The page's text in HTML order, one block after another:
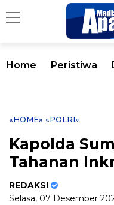
Home Peristiwa
«HOME» «POLRI»
Kapolda
Tahanan
REDAKSI
Selasa, 07 Desember